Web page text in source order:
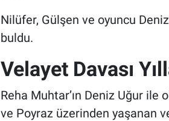
Nilüfer, Gülşen ve oyuncu
buldu.
Velayet Davası
Reha Muhtar’ın Deniz Uğur
ve Poyraz üzerinden yaşanan